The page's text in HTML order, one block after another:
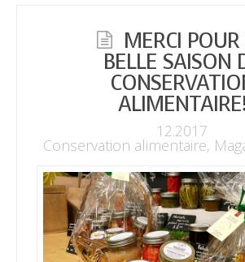
MERCI
BELLE SAISON
ALIMENTAIRE!
12.2017
Conservation alimentaire,